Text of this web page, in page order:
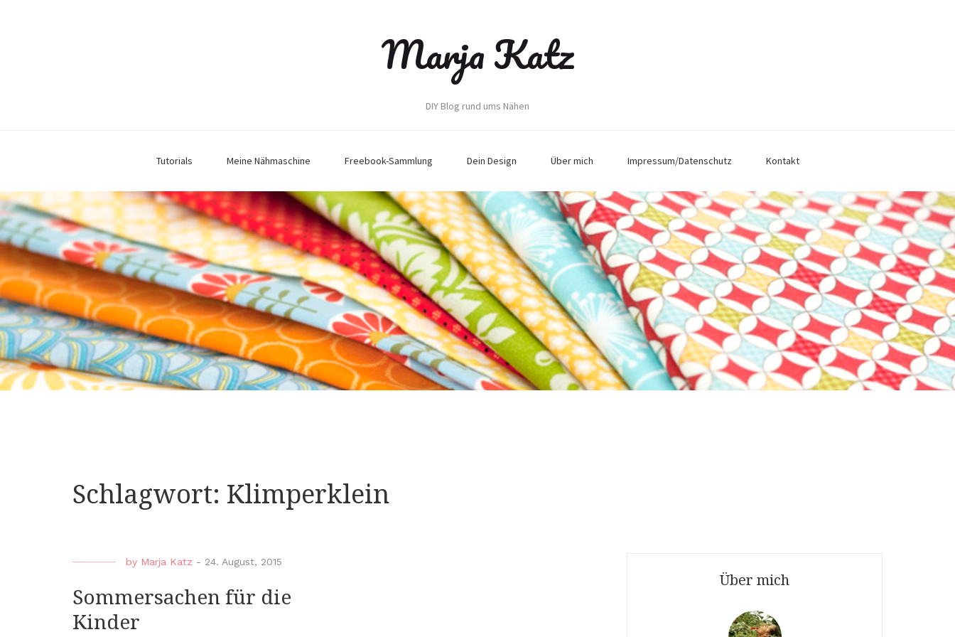
Marja Katz
DIY Blog rund ums Nähen
Tutorials Meine Nähmaschine Freebook-Sammlung Dein Design Über mich Impressum/Datenschutz Kontakt
Schlagwort: Klimperklein
by Marja Katz - 24. August, 2015
Sommersachen für die
Kinder
Über mich